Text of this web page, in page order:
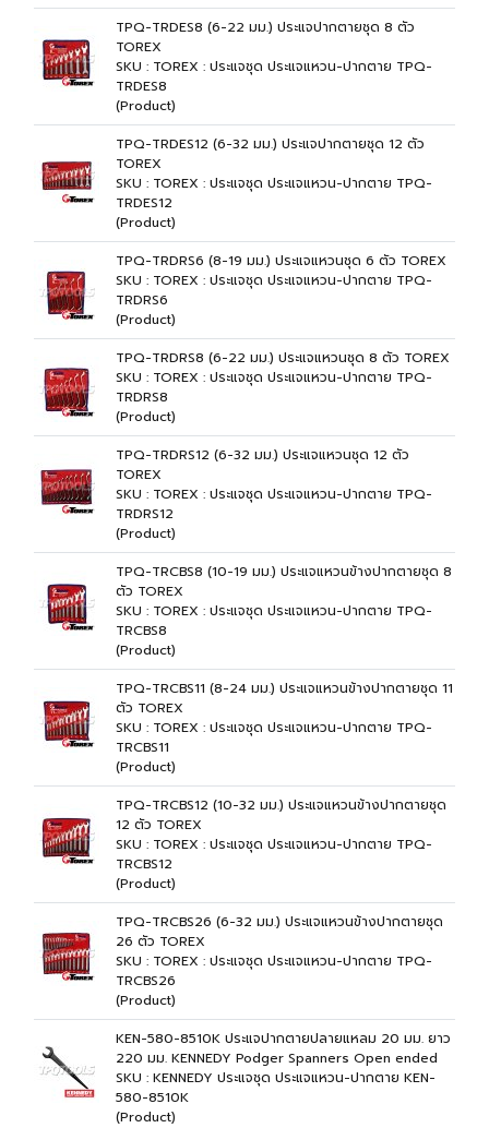
TPQ-TRDES8 (6-22 มม.) ประแจปากตายชุด 8 ตัว
TOREX
SKU : TOREX : ประแจชุด ประแจแหวน-ปากตาย TPQ-
TRDES8
(Product)
TPQ-TRDES12 (6-32 มม.) ประแจปากตายชุด 12 ตัว
TOREX
SKU : TOREX : ประแจชุด ประแจแหวน-ปากตาย TPQ-
TRDES12
(Product)
TPQ-TRDRS6 (8-19 มม.) ประแจแหวนชุด 6 ตัว TOREX
SKU : TOREX : ประแจชุด ประแจแหวน-ปากตาย TPQ-
TRDRS6
(Product)
TPQ-TRDRS8 (6-22 มม.) ประแจแหวนชุด 8 ตัว TOREX
SKU : TOREX : ประแจชุด ประแจแหวน-ปากตาย TPQ-
TRDRS8
(Product)
TPQ-TRDRS12 (6-32 มม.) ประแจแหวนชุด 12 ตัว
TOREX
SKU : TOREX : ประแจชุด ประแจแหวน-ปากตาย TPQ-
TRDRS12
(Product)
TPQ-TRCBS8 (10-19 มม.) ประแจแหวนข้างปากตายชุด 8
ตัว TOREX
SKU : TOREX : ประแจชุด ประแจแหวน-ปากตาย TPQ-
TRCBS8
(Product)
TPQ-TRCBS11 (8-24 มม.) ประแจแหวนข้างปากตายชุด 11
ตัว TOREX
SKU : TOREX : ประแจชุด ประแจแหวน-ปากตาย TPQ-
TRCBS11
(Product)
TPQ-TRCBS12 (10-32 มม.) ประแจแหวนข้างปากตายชุด
12 ตัว TOREX
SKU : TOREX : ประแจชุด ประแจแหวน-ปากตาย TPQ-
TRCBS12
(Product)
TPQ-TRCBS26 (6-32 มม.) ประแจแหวนข้างปากตายชุด
26 ตัว TOREX
SKU : TOREX : ประแจชุด ประแจแหวน-ปากตาย TPQ-
TRCBS26
(Product)
KEN-580-8510K ประแจปากตายปลายแหลม 20 มม. ยาว
220 มม. KENNEDY Podger Spanners Open ended
SKU : KENNEDY ประแจชุด ประแจแหวน-ปากตาย KEN-
580-8510K
(Product)